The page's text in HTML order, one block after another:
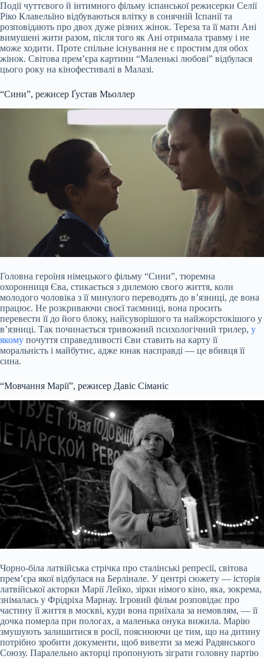
Події чуттєвого й інтимного фільму іспанської режисерки Селії
Ріко Клавельїно відбуваються влітку в сонячній Іспанії та
розповідають про двох дуже різних жінок. Тереза та її мати Ані
вимушені жити разом, після того як Ані отримала травму і не
може ходити. Проте спільне існування не є простим для обох
жінок. Світова прем’єра картини “Маленькі любові” відбулася
цього року на кінофестивалі в Малазі.
“Сини”, режисер Ґустав Мьоллер
Головна героїня німецького фільму “Сини”, тюремна
охоронниця Єва, стикається з дилемою свого життя, коли
молодого чоловіка з її минулого переводять до в’язниці, де вона
працює. Не розкриваючи своєї таємниці, вона просить
перевести її до його блоку, найсуворішого та найжорстокішого у
в’язниці. Так починається тривожний психологічний трилер, у
якому почуття справедливості Єви ставить на карту її
моральність і майбутнє, адже юнак насправді — це вбивця її
сина.
“Мовчання Марії”, режисер Давіс Сіманіс
Чорно-біла латвійська стрічка про сталінські репресії, світова
прем’єра якої відбулася на Берлінале. У центрі сюжету — історія
латвійської акторки Марії Лейко, зірки німого кіно, яка, зокрема,
знімалась у Фрідріха Марнау. Ігровий фільм розповідає про
частину її життя в москві, куди вона приїхала за немовлям, — її
дочка померла при пологах, а маленька онука вижила. Марію
змушують залишитися в росії, пояснюючи це тим, що на дитину
потрібно зробити документи, щоб вивезти за межі Радянського
Союзу. Паралельно акторці пропонують зіграти головну партію